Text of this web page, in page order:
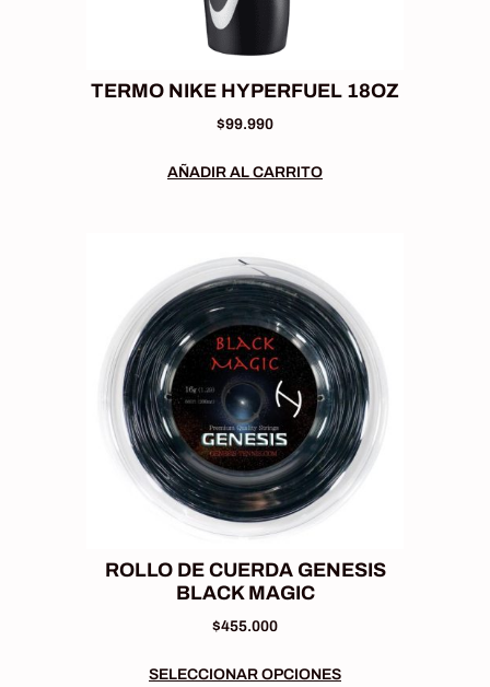
TERMO NIKE HYPERFUEL 18OZ
$99.990
AÑADIR AL CARRITO
ROLLO DE CUERDA GENESIS
BLACK MAGIC
$455.000
SELECCIONAR OPCIONES